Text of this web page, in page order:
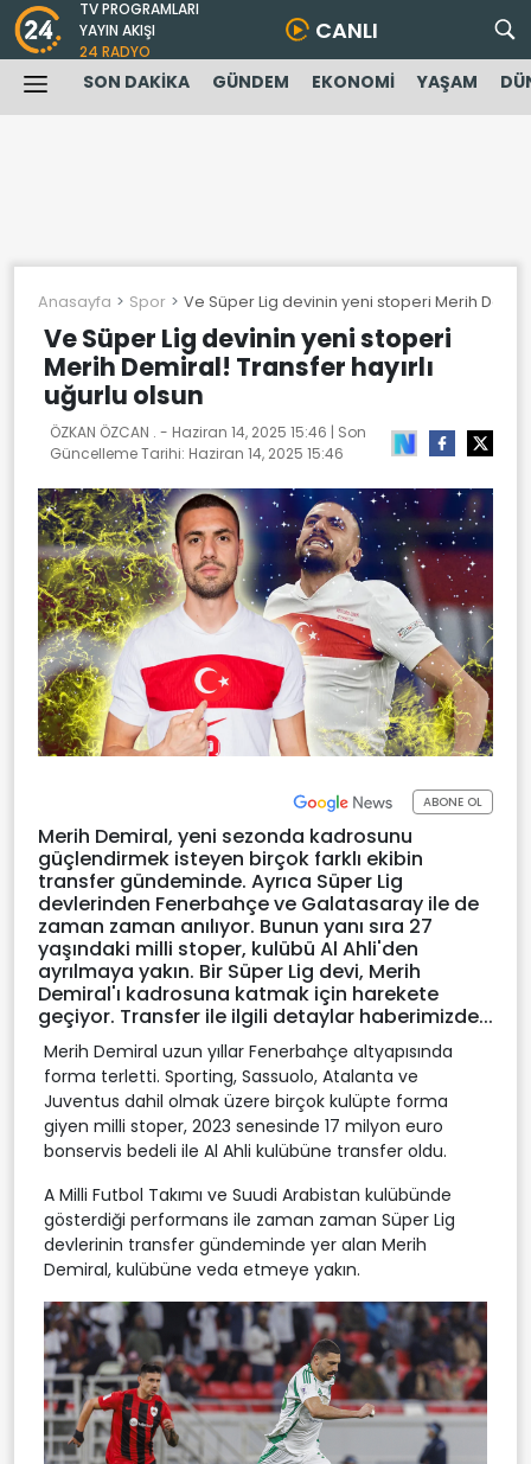
TV PROGRAMLARI
YAYIN AKIŞI
24 RADYO
CANLI
SON DAKİKA GÜNDEM EKONOMİ YAŞAM
Anasayfa Spor Ve Süper Lig devinin yeni stoperi Merih
Ve Süper Lig devinin yeni stoperi
Merih Demiral! Transfer hayırlı
uğurlu olsun
ÖZKAN ÖZCAN . - Haziran 14, 2025 15:46 | Son
Güncelleme Tarihi: Haziran 14, 2025 15:46
ABONE OL
Merih Demiral, yeni sezonda kadrosunu
güçlendirmek isteyen birçok farklı ekibin
transfer gündeminde. Ayrıca Süper Lig
devlerinden Fenerbahçe ve Galatasaray ile de
zaman zaman anılıyor. Bunun yanı sıra 27
yaşındaki milli stoper, kulübü Al Ahli'den
ayrılmaya yakın. Bir Süper Lig devi, Merih
Demiral'ı kadrosuna katmak için harekete
geçiyor. Transfer ile ilgili detaylar haberimizde...
Merih Demiral uzun yıllar Fenerbahçe altyapısında
forma terletti. Sporting, Sassuolo, Atalanta ve
Juventus dahil olmak üzere birçok kulüpte forma
giyen milli stoper, 2023 senesinde 17 milyon euro
bonservis bedeli ile Al Ahli kulübüne transfer oldu.
A Milli Futbol Takımı ve Suudi Arabistan kulübünde
gösterdiği performans ile zaman zaman Süper Lig
devlerinin transfer gündeminde yer alan Merih
Demiral, kulübüne veda etmeye yakın.